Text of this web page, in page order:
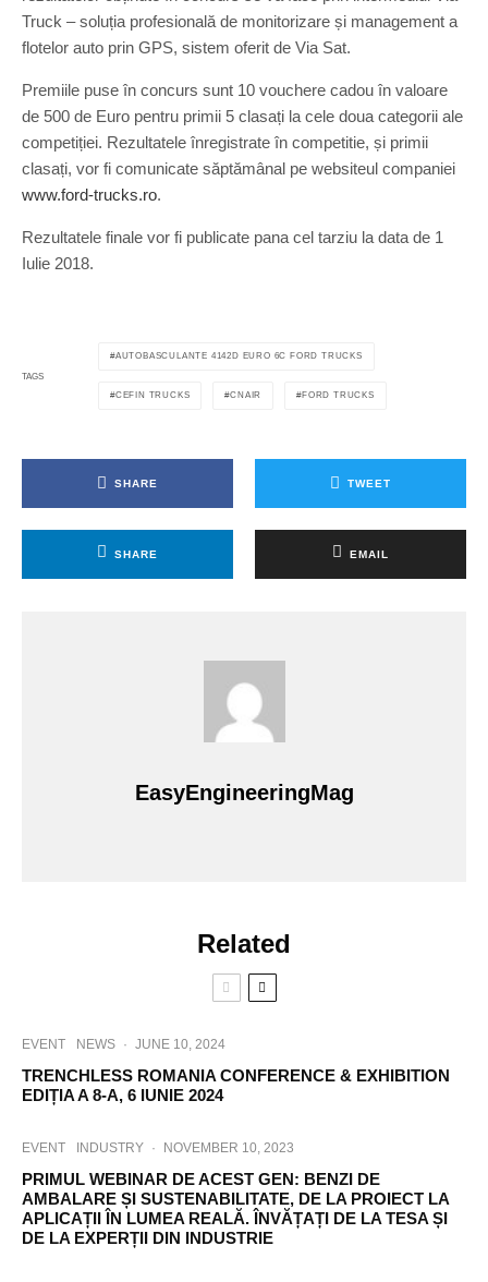
Truck – soluția profesională de monitorizare și management a
flotelor auto prin GPS, sistem oferit de Via Sat.
Premiile puse în concurs sunt 10 vouchere cadou în valoare
de 500 de Euro pentru primii 5 clasați la cele doua categorii ale
competiției. Rezultatele înregistrate în competitie, și primii
clasați, vor fi comunicate săptămânal pe websiteul companiei
www.ford-trucks.ro.
Rezultatele finale vor fi publicate pana cel tarziu la data de 1
Iulie 2018.
TAGS
AUTOBASCULANTE 4142D EURO 6C FORD TRUCKS
CEFIN TRUCKS CNAIR FORD TRUCKS
SHARE TWEET
SHARE EMAIL
EasyEngineeringMag
Related
EVENT NEWS · JUNE 10, 2024
TRENCHLESS ROMANIA CONFERENCE & EXHIBITION
EDIȚIA A 8-A, 6 IUNIE 2024
EVENT INDUSTRY · NOVEMBER 10, 2023
PRIMUL WEBINAR DE ACEST GEN: BENZI DE
AMBALARE ȘI SUSTENABILITATE, DE LA PROIECT LA
APLICAȚII ÎN LUMEA REALĂ. ÎNVĂȚAȚI DE LA TESA ȘI
DE LA EXPERȚII DIN INDUSTRIE